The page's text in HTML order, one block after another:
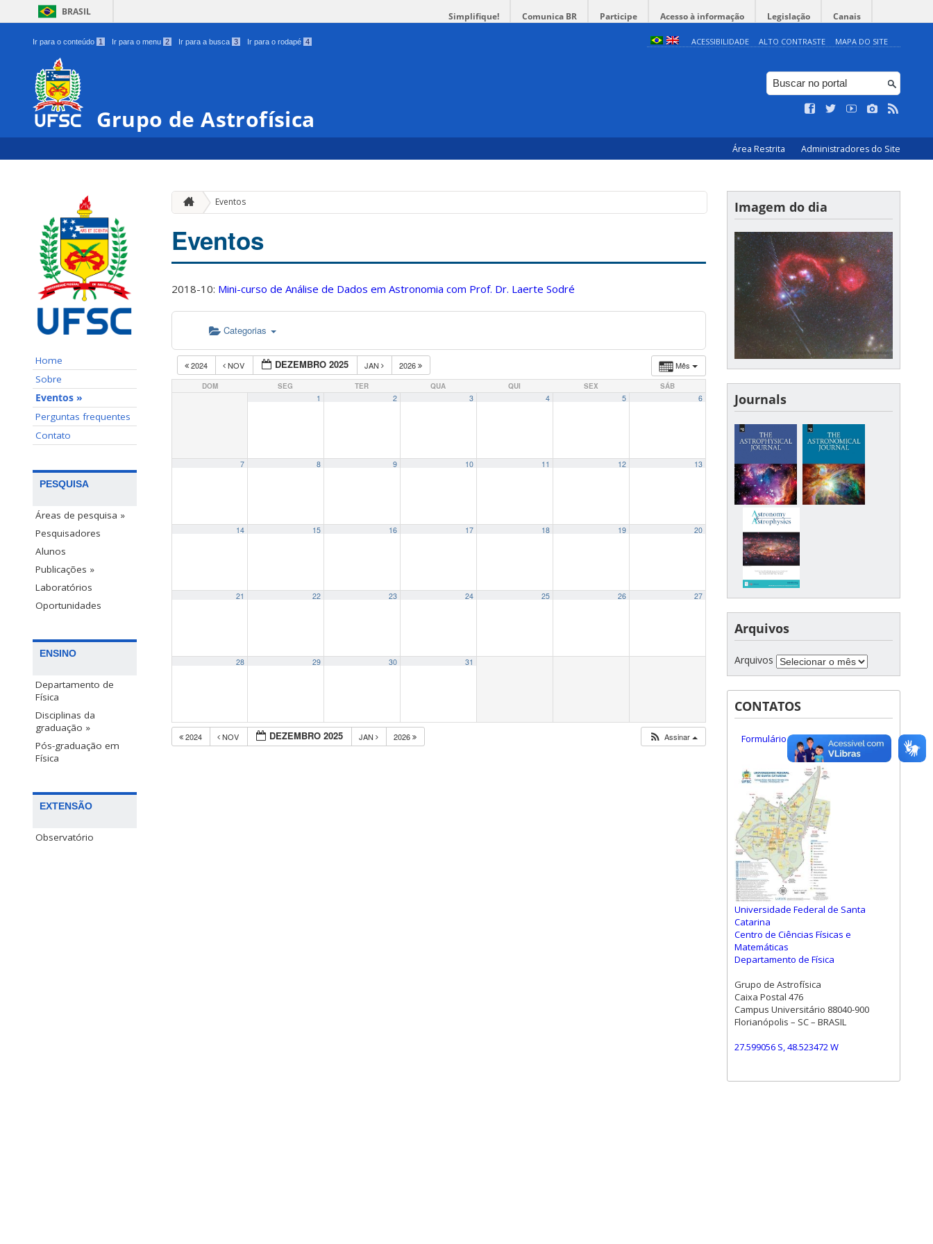
BRASIL Simplifique! Comunica BR Participe Acesso à informação Legislação Canais
Ir para o conteúdo 1 Ir para o menu 2 Ir para a busca 3 Ir para o rodapé 4 ACESSIBILIDADE ALTO CONTRASTE MAPA DO SITE
Grupo de Astrofísica
Área Restrita Administradores do Site
Home
Sobre
Eventos »
Perguntas frequentes
Contato
PESQUISA
Áreas de pesquisa »
Pesquisadores
Alunos
Publicações »
Laboratórios
Oportunidades
ENSINO
Departamento de
Física
Disciplinas da
graduação »
Pós-graduação em
Física
EXTENSÃO
Observatório
Eventos
Eventos
2018-10: Mini-curso de Análise de Dados em Astronomia com Prof. Dr. Laerte Sodré
Categorias
Mês
2024 NOV DEZEMBRO 2025 JAN 2026
DOM SEG TER QUA QUI SEX SÁB
1 2 3 4 5 6
7 8 9 10 11 12 13
14 15 16 17 18 19 20
21 22 23 24 25 26 27
28 29 30 31
2024 NOV DEZEMBRO 2025 JAN 2026 Assinar
Imagem do dia
Journals
Arquivos
Arquivos
CONTATOS
Formulário de Contato
Universidade Federal de Santa
Catarina
Centro de Ciências Físicas e
Matemáticas
Departamento de Física
Grupo de Astrofísica
Caixa Postal 476
Campus Universitário 88040-900
Florianópolis – SC – BRASIL
27.599056 S, 48.523472 W